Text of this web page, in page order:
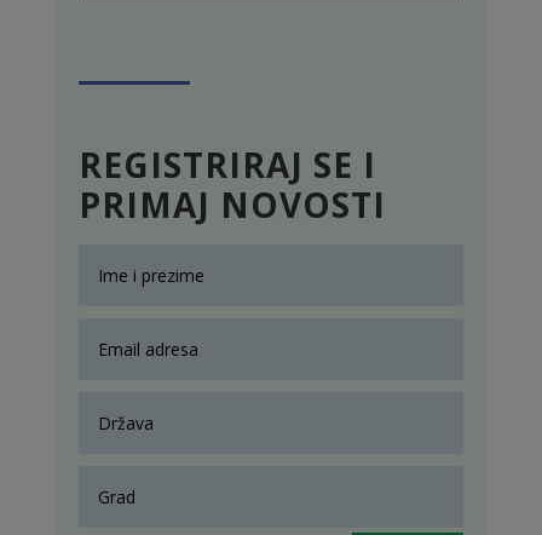
REGISTRIRAJ SE I
PRIMAJ NOVOSTI